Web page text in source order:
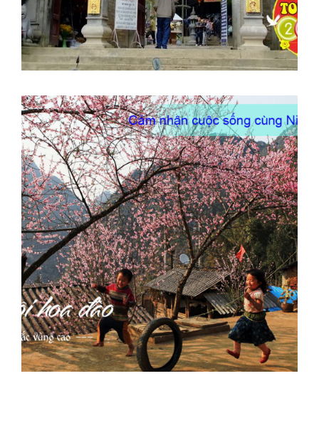
DU LỊCH TÂY BẮC ĐÓN TẾT
2018
Thời gian: 6 Ngày 5 đêm